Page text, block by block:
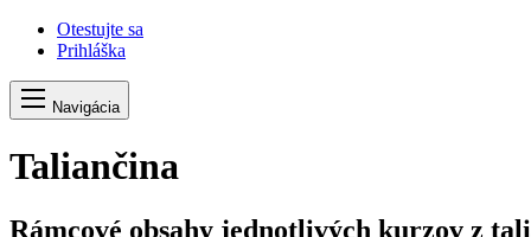
Otestujte sa
Prihláška
Navigácia
Taliančina
Rámcové obsahy jednotlivých kurzov z